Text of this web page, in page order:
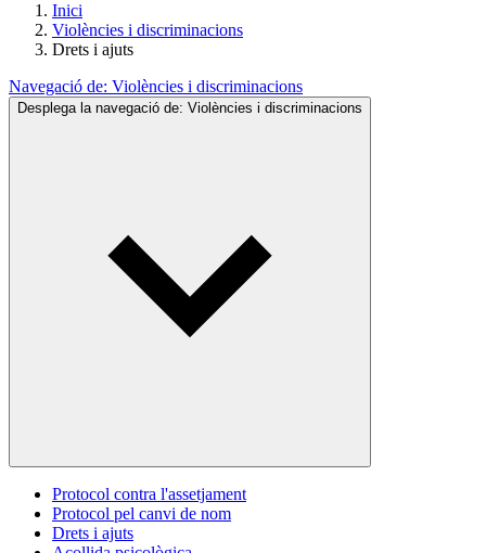
Inici
Violències i discriminacions
Drets i ajuts
Navegació de: Violències i discriminacions
Desplega la navegació de: Violències i discriminacions
Protocol contra l'assetjament
Protocol pel canvi de nom
Drets i ajuts